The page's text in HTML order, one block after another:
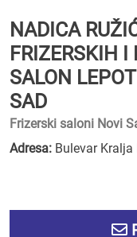
NADICA
FRIZERSKIH
SALON
SAD
Frizerski saloni Novi
Adresa: Bulevar Kralja